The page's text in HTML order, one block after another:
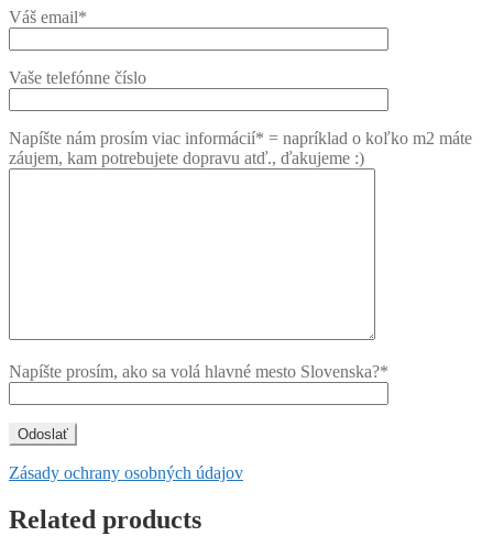
Váš email*
Vaše telefónne číslo
Napíšte nám prosím viac informácií* = napríklad o koľko m2 máte
záujem, kam potrebujete dopravu atď., ďakujeme :)
Napíšte prosím, ako sa volá hlavné mesto Slovenska?*
Zásady ochrany osobných údajov
Related products